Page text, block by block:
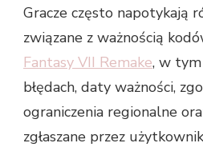
Gracze często napotykają
związane z ważnością
Fantasy VII Remake, w
błędach, daty ważności,
ograniczenia regionalne
zgłaszane przez